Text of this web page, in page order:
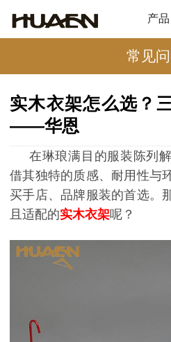
产品
常见
实木衣架怎么选？
——华恩
在琳琅满目的服装陈列
借其独特的质感、耐用性与
买手店、品牌服装的首选。
且适配的实木衣架呢？